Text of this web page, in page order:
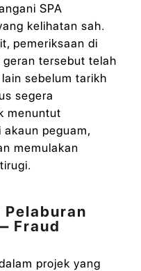
SPA
kelihatan sah.
pemeriksaan di
tersebut telah
sebelum tarikh
segera
menuntut
peguam,
memulakan
Pelaburan
Fraud
projek yang